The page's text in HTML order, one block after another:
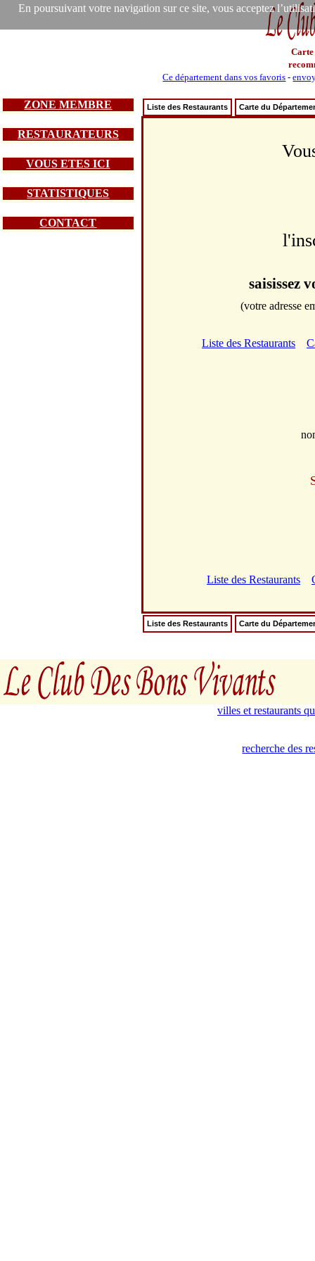
En poursuivant votre navigation sur ce site, vous acceptez
Carte
Ce département dans vos favoris -
ZONE MEMBRE
RESTAURATEURS
VOUS ETES ICI
STATISTIQUES
CONTACT
Liste des Restaurants Carte du
saisissez
(votre adresse
Liste des Restaurants
Liste des Restaurants
Liste des Restaurants Carte du
villes et restaurants
recherche des